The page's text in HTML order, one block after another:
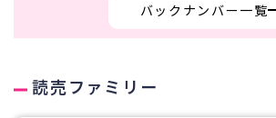
バックナンバー一覧
読売ファミリー